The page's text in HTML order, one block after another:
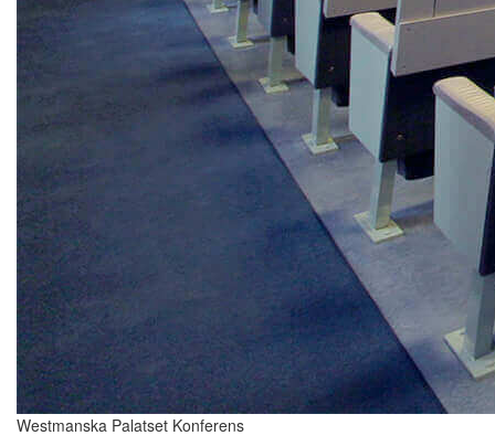
Westmanska Palatset Konferens